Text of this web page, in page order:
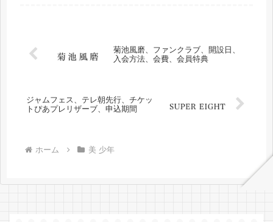
菊池風磨、ファンクラブ、開設日、
入会方法、会費、会員特典
ジャムフェス、テレ朝先行、チケッ
トぴあプレリザーブ、申込期間
ホーム 美 少年